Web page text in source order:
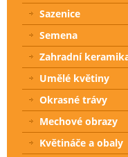
Sazenice
Semena
Zahradní
Umělé květiny
Okrasné trávy
Mechové obrazy
Květináče a obaly